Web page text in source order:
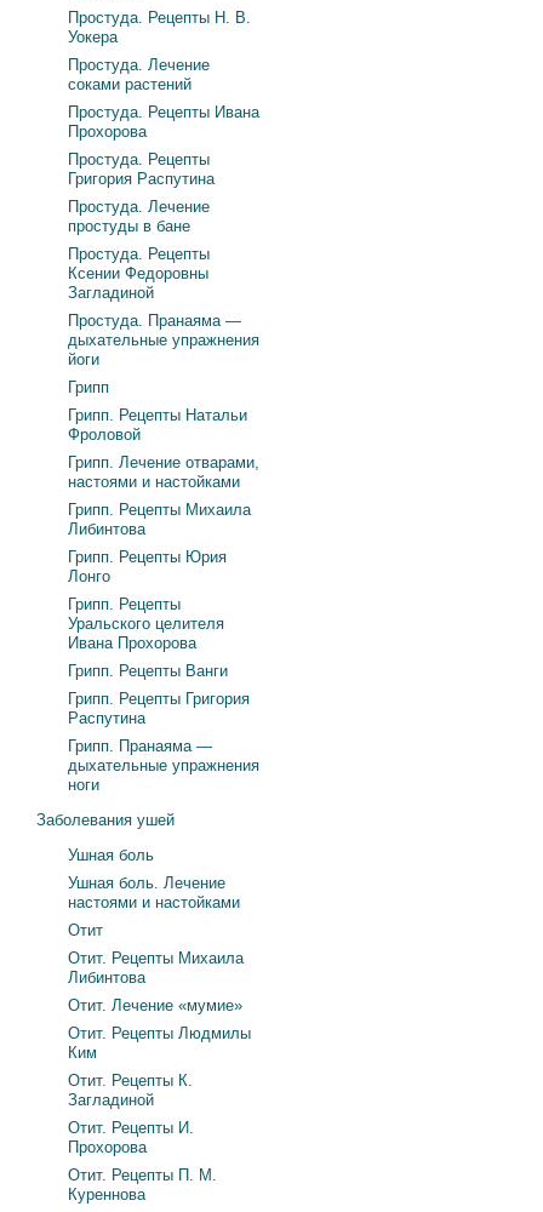
Простуда. Рецепты Н. В.
Уокера
Простуда. Лечение
соками растений
Простуда. Рецепты Ивана
Прохорова
Простуда. Рецепты
Григория Распутина
Простуда. Лечение
простуды в бане
Простуда. Рецепты
Ксении Федоровны
Загладиной
Простуда. Пранаяма —
дыхательные упражнения
йоги
Грипп
Грипп. Рецепты Натальи
Фроловой
Грипп. Лечение отварами,
настоями и настойками
Грипп. Рецепты Михаила
Либинтова
Грипп. Рецепты Юрия
Лонго
Грипп. Рецепты
Уральского целителя
Ивана Прохорова
Грипп. Рецепты Ванги
Грипп. Рецепты Григория
Распутина
Грипп. Пранаяма —
дыхательные упражнения
ноги
Заболевания ушей
Ушная боль
Ушная боль. Лечение
настоями и настойками
Отит
Отит. Рецепты Михаила
Либинтова
Отит. Лечение «мумие»
Отит. Рецепты Людмилы
Ким
Отит. Рецепты К.
Загладиной
Отит. Рецепты И.
Прохорова
Отит. Рецепты П. М.
Куреннова